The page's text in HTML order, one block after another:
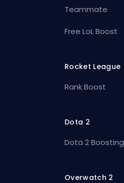
Teammate
Free LoL Boost
Rocket League
Rank Boost
Dota 2
Dota 2 Boosting
Overwatch 2